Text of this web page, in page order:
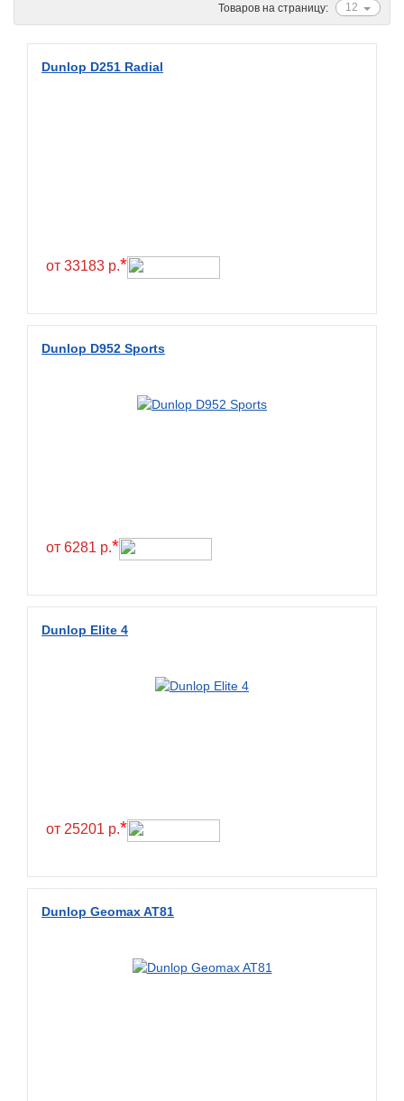
Pirelli
PMT
Titan
Wanmao
Wincross
12
Товаров на страницу:
Dunlop D251 Radial
от 33183 р.*
Dunlop D952 Sports
от 6281 р.*
Dunlop Elite 4
от 25201 р.*
Dunlop Geomax AT81